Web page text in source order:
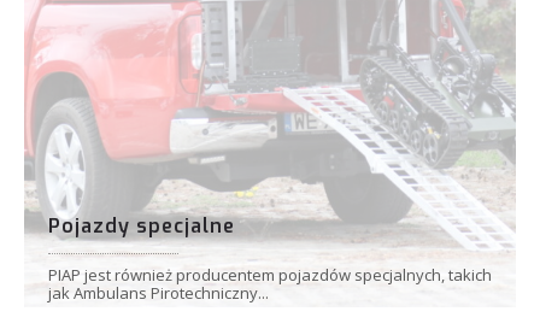
Pojazdy specjalne
PIAP jest również producentem pojazdów specjalnych, takich
jak Ambulans Pirotechniczny...